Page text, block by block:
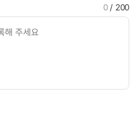
0/ 200